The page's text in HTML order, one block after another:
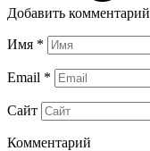
Добавить комментарий
Имя *
Email *
Сайт
Комментарий